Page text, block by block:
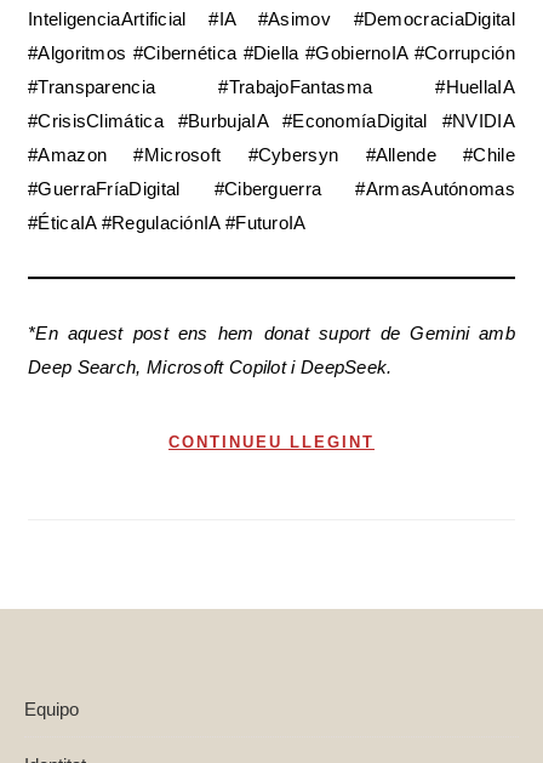
InteligenciaArtificial #IA #Asimov #DemocraciaDigital
#Algoritmos #Cibernética #Diella #GobiernoIA #Corrupción
#Transparencia #TrabajoFantasma #HuellaIA
#CrisisClimática #BurbujaIA #EconomíaDigital #NVIDIA
#Amazon #Microsoft #Cybersyn #Allende #Chile
#GuerraFríaDigital #Ciberguerra #ArmasAutónomas
#ÉticaIA #RegulaciónIA #FuturoIA
*En aquest post ens hem donat suport de Gemini amb
Deep Search, Microsoft Copilot i DeepSeek.
CONTINUEU LLEGINT
Equipo